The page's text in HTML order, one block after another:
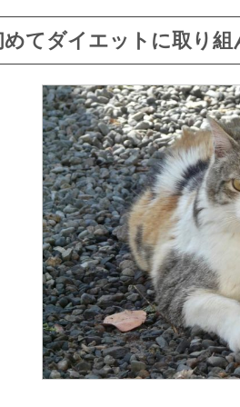
めてダイエットに取り組